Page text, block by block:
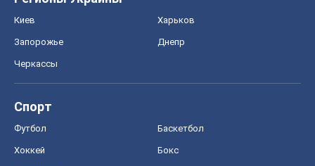
Киев Харьков
Запорожье Днепр
Черкассы
Спорт
Футбол Баскетбол
Хоккей Бокс